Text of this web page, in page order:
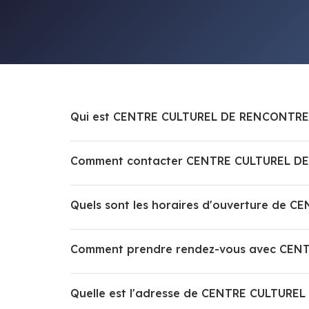
Qui est CENTRE CULTUREL DE
Comment contacter CENTRE CULTUREL
Quels sont les horaires d'ouverture de
Comment prendre rendez-vous avec
Quelle est l'adresse de CENTRE